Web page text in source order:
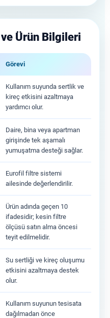
Ürün Bilgileri
Görevi
Kullanım suyunda sertlik ve
kireç etkisini azaltmaya
yardımcı olur.
Daire, bina veya apartman
girişinde tek aşamalı
yumuşatma desteği sağlar.
Eurofil filtre sistemi
ailesinde değerlendirilir.
Ürün adında geçen 10
ifadesidir; kesin filtre
ölçüsü satın alma öncesi
teyit edilmelidir.
Su sertliği ve kireç oluşumu
etkisini azaltmaya destek
olur.
Kullanım suyunun tesisata
dağılmadan önce